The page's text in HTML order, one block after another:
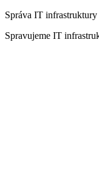
Správa IT
Spravujeme IT